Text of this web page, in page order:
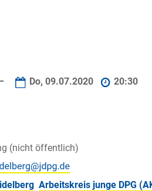
Do, 09.07.2020
20:30
(nicht öffentlich)
Arbeitskreis junge DPG